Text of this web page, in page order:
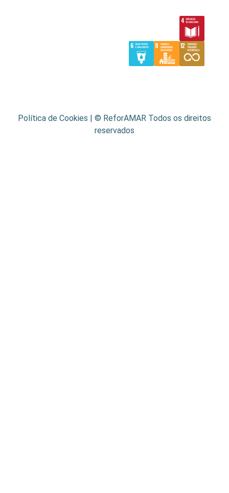
Política de Cookies | © ReforAMAR Todos os direitos
reservados